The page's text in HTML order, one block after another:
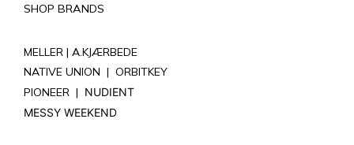
SHOP BRANDS
MELLER | A.KJÆRBEDE
NATIVE UNION | ORBITKEY
PIONEER | NUDIENT
MESSY WEEKEND